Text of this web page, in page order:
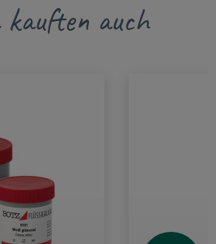
kauften auch